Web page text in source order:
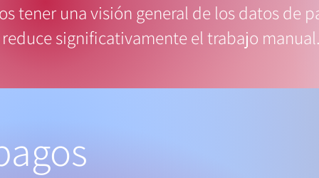
tener una visión general de los datos de
significativamente el trabajo